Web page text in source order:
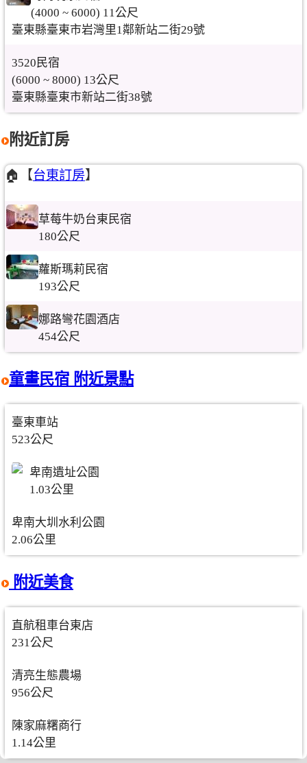
(4000 ~ 6000) 11公尺
臺東縣臺東市岩灣里1鄰新站二街29號
3520民宿
(6000 ~ 8000) 13公尺
臺東縣臺東市新站二街38號
附近訂房
🏠【台東訂房】
草莓牛奶台東民宿
180公尺
蘿斯瑪莉民宿
193公尺
娜路彎花園酒店
454公尺
童畫民宿 附近景點
臺東車站
523公尺
卑南遺址公園
1.03公里
卑南大圳水利公園
2.06公里
附近美食
直航租車台東店
231公尺
清亮生態農場
956公尺
陳家麻糬商行
1.14公里